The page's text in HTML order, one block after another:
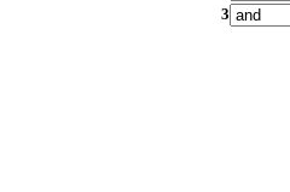
3